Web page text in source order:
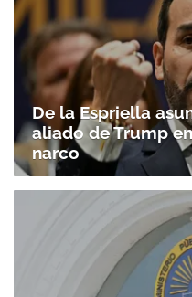
De la Espriella
aliado de Trump
narco